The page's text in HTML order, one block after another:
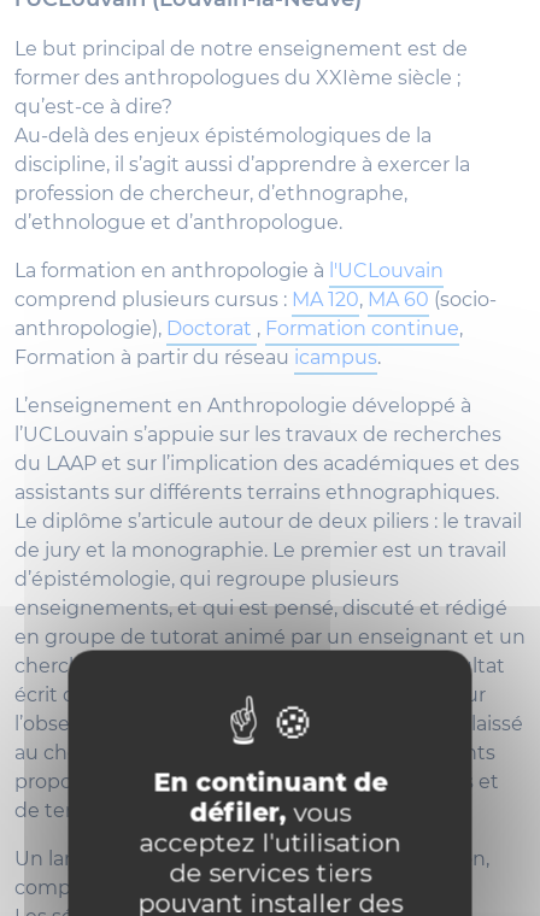
En continuant de
défiler,vous
acceptez l'utilisation
de services tiers
pouvant installer des
Le but principal de notre enseignement est de
former des anthropologues du XXIème siècle ;
qu’est-ce à dire?
Au-delà des enjeux épistémologiques de la
discipline, il s’agit aussi d’apprendre à exercer la
profession de chercheur, d’ethnographe,
d’ethnologue et d’anthropologue.
La formation en anthropologie à l'UCLouvain
comprend plusieurs cursus : MA 120, MA 60 (socio-
anthropologie), Doctorat , Formation continue,
Formation à partir du réseau icampus.
L’enseignement en Anthropologie développé à
l’UCLouvain s’appuie sur les travaux de recherches
du LAAP et sur l’implication des académiques et des
assistants sur différents terrains ethnographiques.
Le diplôme s’articule autour de deux piliers : le travail
de jury et la monographie. Le premier est un travail
d’épistémologie, qui regroupe plusieurs
enseignements, et qui est pensé, discuté et rédigé
en groupe de tutorat animé par un enseignant et un
chercheur du LAAP. La monographie est le résultat
écrit d’un stage et d’un travail de terrain basé sur
l’observation participante. Le lieu du terrain est laissé
au choix de l’étudiant, cependant les enseignants
proposent également des pistes de recherches et
de terrains possibles.
Un large panel de cours de l'université, en option,
complète le programme de chaque étudiant.